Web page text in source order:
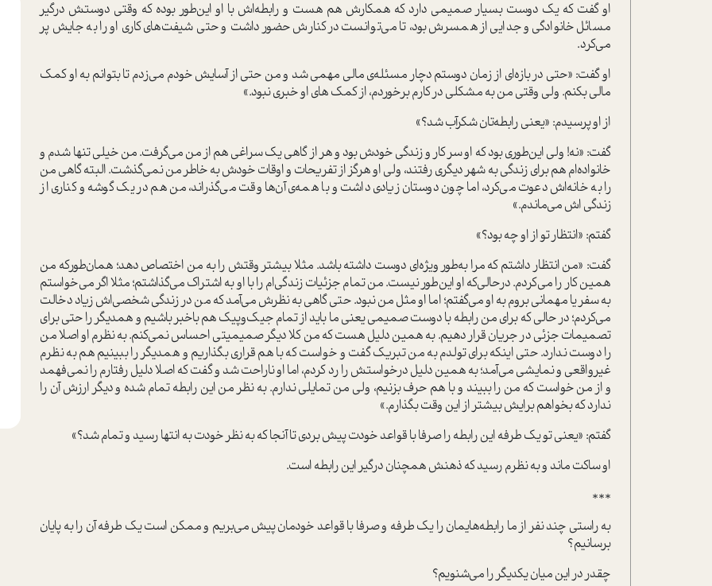
او گفت که یک دوست بسیار صمیمی دارد که همکارش هم هست و رابطه‌اش با او این‌طور بوده که وقتی دوستش درگیر
مسائل خانوادگی و جدایی از همسرش بود، تا می‌توانست در کنارش حضور داشت و حتی شیفت‌های کاری او را به جایش پر
می‌کرد.
او گفت: «حتی در بازه‌ای از زمان دوستم دچار مسئله‌ی مالی مهمی شد و من حتی از آسایش خودم می‌زدم تا بتوانم به او کمک
مالی بکنم. ولی وقتی من به مشکلی در کارم برخوردم، از کمک های او خبری نبود.»
از او پرسیدم: «یعنی رابطه‌تان شکرآب شد؟»
گفت: «نه! ولی این‌طوری بود که او سر کار و زندگی خودش بود و هر از گاهی یک سراغی هم از من می‌گرفت. من خیلی تنها شدم و
خانواده‌ام هم برای زندگی به شهر دیگری رفتند، ولی او هرگز از تفریحات و اوقات خودش به خاطر من نمی‌گذشت. البته گاهی من
را به خانه‌اش دعوت می‌کرد، اما چون دوستان زیادی داشت و با همه‌ی آن‌ها وقت می‌گذراند، من هم در یک گوشه و کناری از
زندگی اش می‌ماندم.»
گفتم: «انتظار تو از او چه بود؟»
گفت: «من انتظار داشتم که مرا به‌طور ویژه‌ای دوست داشته باشد. مثلا بیشتر وقتش را به من اختصاص دهد؛ همان‌طور‌که من
همین کار را می‌کردم. در‌حالی‌که او این‌طور نیست. من تمام جزئیات زندگی‌ام را با او به اشتراک می‌گذاشتم؛ مثلا اگر می‌خواستم
به سفر یا مهمانی بروم به او می‌گفتم؛ اما او مثل من نبود. حتی گاهی به نظرش می‌آمد که من در زندگی شخصی‌اش زیاد دخالت
می‌کردم؛ در حالی که برای من رابطه‌ با دوست صمیمی یعنی ما باید از تمام جیک‌و‌پیک هم با‌خبر باشیم و همدیگر را حتی برای
تصمیمات جزئی در جریان قرار دهیم. به همین دلیل هست که من کلا دیگر صمیمیتی احساس نمی‌کنم. به نظرم او اصلا من
را دوست ندارد. حتی اینکه برای تولدم به من تبریک گفت و خواست که با هم قراری بگذاریم و همدیگر را ببینیم هم به نظرم
غیرواقعی و نمایشی می‌آمد؛ به همین دلیل درخواستش را رد کردم، اما او ناراحت شد و گفت که اصلا دلیل رفتارم را نمی‌فهمد
و از من خواست که من را ببیند و با هم حرف بزنیم، ولی من تمایلی ندارم. به نظر من این رابطه تمام شده و دیگر ارزش آن را
ندارد که بخواهم برایش بیشتر از این وقت بگذارم.»
گفتم: «یعنی تو یک طرفه این رابطه را صرفا با قواعد خودت پیش بردی تا آنجا که به نظر خودت به انتها رسید و تمام شد؟»
او ساکت ماند و به نظرم رسید که ذهنش همچنان درگیر این رابطه است.
***
به راستی چند نفر از ما رابطه‌هایمان را یک طرفه و صرفا با قواعد خودمان پیش می‌بریم و ممکن است یک طرفه آن را به پایان
برسانیم؟
چقدر در این میان یکدیگر را می‌شنویم؟